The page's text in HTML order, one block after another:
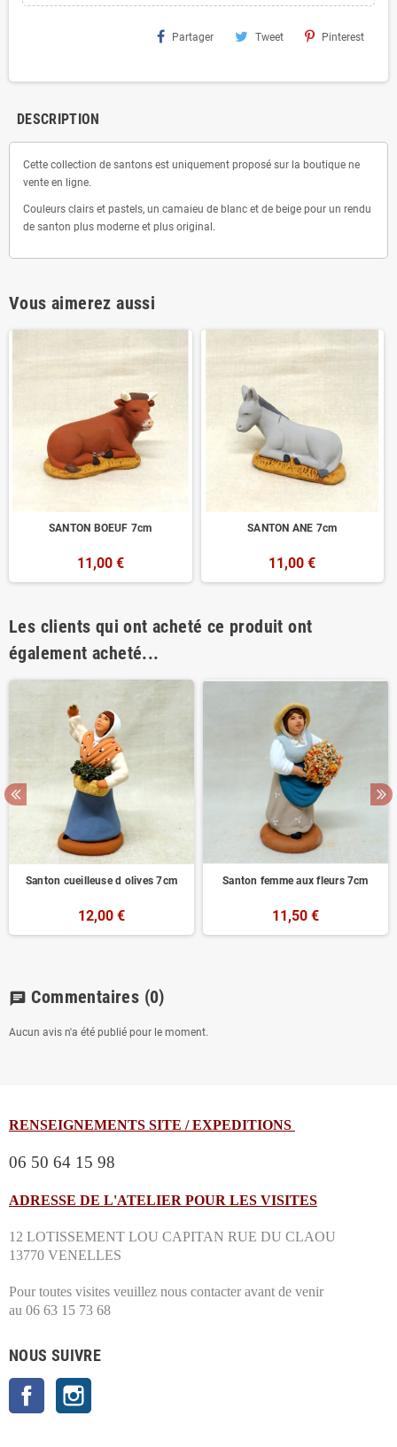
Partager Tweet Pinterest
DESCRIPTION
Cette collection de santons est uniquement proposé sur la boutique ne
vente en ligne.
Couleurs clairs et pastels, un camaieu de blanc et de beige pour un rendu
de santon plus moderne et plus original.
Vous aimerez aussi
SANTON BOEUF 7cm
11,00 €
SANTON ANE 7cm
11,00 €
Les clients qui ont acheté ce produit ont
également acheté...
Santon cueilleuse d olives 7cm
12,00 €
Santon femme aux fleurs 7cm
11,50 €
chat Commentaires (0)
Aucun avis n'a été publié pour le moment.
RENSEIGNEMENTS SITE / EXPEDITIONS
06 50 64 15 98
ADRESSE DE L'ATELIER POUR LES VISITES
12 LOTISSEMENT LOU CAPITAN RUE DU CLAOU
13770 VENELLES
Pour toutes visites veuillez nous contacter avant de venir
au 06 63 15 73 68
NOUS SUIVRE
Facebook